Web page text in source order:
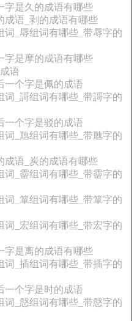
字是久的成语有哪些
成语_剥的成语有哪些
词_辱组词有哪些_带辱字的
字是摩的成语有哪些
语
一个字是佩的成语
词_謌组词有哪些_带謌字的
一个字是驳的成语
词_虺组词有哪些_带虺字的
成语_炭的成语有哪些
词_霤组词有哪些_带霤字的
词_箪组词有哪些_带箪字的
词_宏组词有哪些_带宏字的
字是离的成语有哪些
词_插组词有哪些_带插字的
一个字是时的成语
词_慤组词有哪些_带慤字的